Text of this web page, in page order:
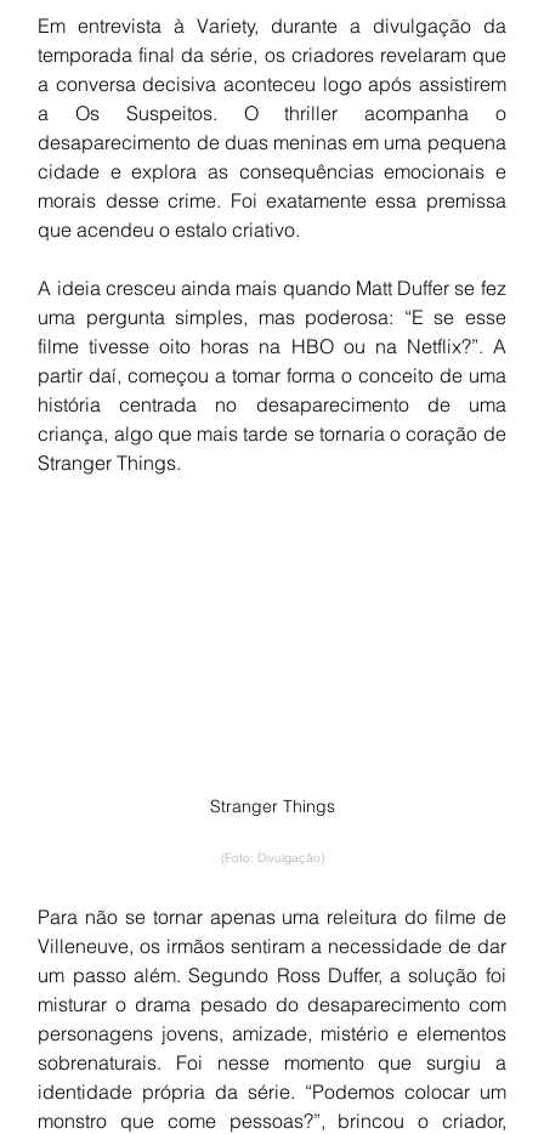
Em entrevista à Variety, durante a divulgação da
temporada final da série, os criadores revelaram que
a conversa decisiva aconteceu logo após assistirem
a Os Suspeitos. O thriller acompanha o
desaparecimento de duas meninas em uma pequena
cidade e explora as consequências emocionais e
morais desse crime. Foi exatamente essa premissa
que acendeu o estalo criativo.
A ideia cresceu ainda mais quando Matt Duffer se fez
uma pergunta simples, mas poderosa: “E se esse
filme tivesse oito horas na HBO ou na Netflix?”. A
partir daí, começou a tomar forma o conceito de uma
história centrada no desaparecimento de uma
criança, algo que mais tarde se tornaria o coração de
Stranger Things.
Stranger Things
(Foto: Divulgação)
Para não se tornar apenas uma releitura do filme de
Villeneuve, os irmãos sentiram a necessidade de dar
um passo além. Segundo Ross Duffer, a solução foi
misturar o drama pesado do desaparecimento com
personagens jovens, amizade, mistério e elementos
sobrenaturais. Foi nesse momento que surgiu a
identidade própria da série. “Podemos colocar um
monstro que come pessoas?”, brincou o criador,